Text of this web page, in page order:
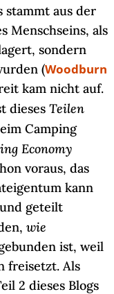
stammt aus der
Menschseins, als
sondern
(Woodburn
kam nicht auf.
dieses Teilen
Camping
Economy
voraus, das
kann
geteilt
wie
ist, weil
freisetzt. Als
2 dieses Blogs